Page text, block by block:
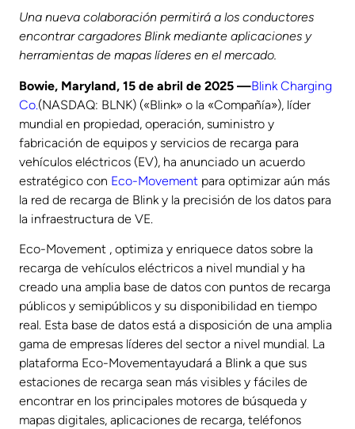
Una nueva colaboración permitirá a los conductores
encontrar cargadores Blink mediante aplicaciones y
herramientas de mapas líderes en el mercado.
Bowie, Maryland, 15 de abril de 2025 —Blink Charging
Co.(NASDAQ: BLNK) («Blink» o la «Compañía»), líder
mundial en propiedad, operación, suministro y
fabricación de equipos y servicios de recarga para
vehículos eléctricos (EV), ha anunciado un acuerdo
estratégico con Eco-Movement para optimizar aún más
la red de recarga de Blink y la precisión de los datos para
la infraestructura de VE.
Eco-Movement , optimiza y enriquece datos sobre la
recarga de vehículos eléctricos a nivel mundial y ha
creado una amplia base de datos con puntos de recarga
públicos y semipúblicos y su disponibilidad en tiempo
real. Esta base de datos está a disposición de una amplia
gama de empresas líderes del sector a nivel mundial. La
plataforma Eco-Movementayudará a Blink a que sus
estaciones de recarga sean más visibles y fáciles de
encontrar en los principales motores de búsqueda y
mapas digitales, aplicaciones de recarga, teléfonos